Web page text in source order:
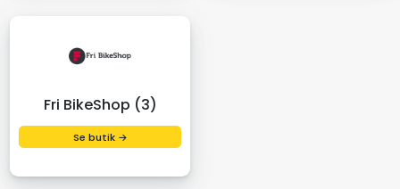
Fri BikeShop (3)
Se butik →